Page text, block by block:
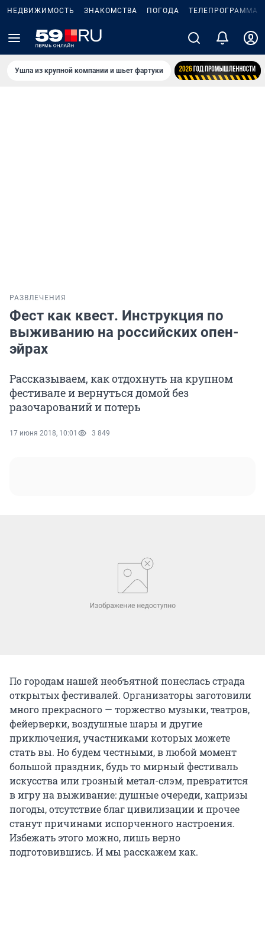
НЕДВИЖИМОСТЬ ЗНАКОМСТВА ПОГОДА ТЕЛЕПРОГРАММА
Ушла из крупной компании и шьет фартуки
РАЗВЛЕЧЕНИЯ
Фест как квест. Инструкция по
выживанию на российских опен-
эйрах
Рассказываем, как отдохнуть на крупном
фестивале и вернуться домой без
разочарований и потерь
17 июня 2018, 10:01 3 849
По городам нашей необъятной понеслась страда
открытых фестивалей. Организаторы заготовили
много прекрасного — торжество музыки, театров,
фейерверки, воздушные шары и другие
приключения, участниками которых можете
стать вы. Но будем честными, в любой момент
большой праздник, будь то мирный фестиваль
искусства или грозный метал-слэм, превратится
в игру на выживание: душные очереди, капризы
погоды, отсутствие благ цивилизации и прочее
станут причинами испорченного настроения.
Избежать этого можно, лишь верно
подготовившись. И мы расскажем как.